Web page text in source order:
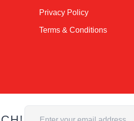
Privacy Policy
Terms & Conditions